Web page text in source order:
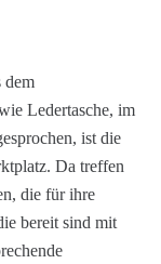
dem
Ledertasche, im
ist die
Da treffen
die für ihre
bereit sind mit